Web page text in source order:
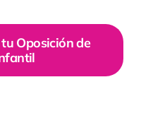
Oposición de